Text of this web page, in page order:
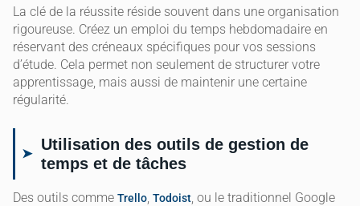
La clé de la réussite réside souvent dans une organisation
rigoureuse. Créez un emploi du temps hebdomadaire en
réservant des créneaux spécifiques pour vos sessions
d’étude. Cela permet non seulement de structurer votre
apprentissage, mais aussi de maintenir une certaine
régularité.
Utilisation des outils de gestion de
temps et de tâches
Des outils comme Trello Todoist , ou le traditionnel Google